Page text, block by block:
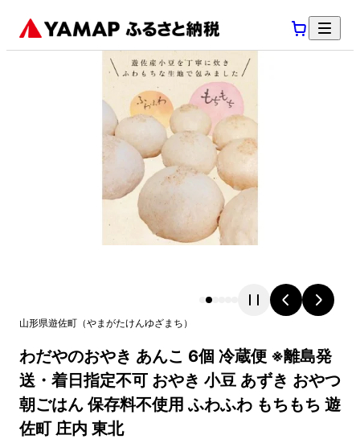
山形県遊佐町 （やまがたけんゆざまち ）
わだやのおやき あんこ 6個 冷蔵便 ※離島発
送・着日指定不可 おやき 小豆 あずき おやつ
朝ごはん 保存料不使用 ふわふわ もちもち 遊
佐町 庄内 東北